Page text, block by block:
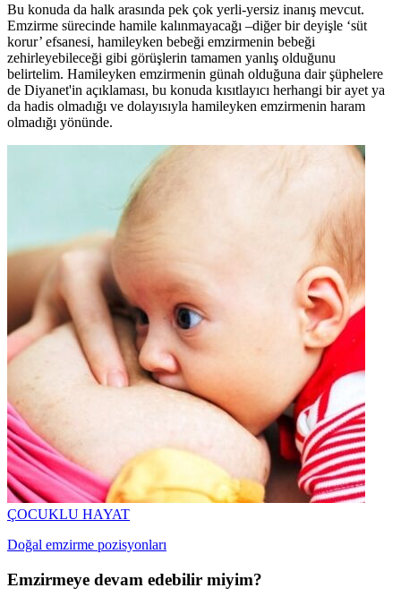
Bu konuda da halk arasında pek çok yerli-yersiz inanış mevcut.
Emzirme sürecinde hamile kalınmayacağı –diğer bir deyişle ‘süt
korur’ efsanesi, hamileyken bebeği emzirmenin bebeği
zehirleyebileceği gibi görüşlerin tamamen yanlış olduğunu
belirtelim. Hamileyken emzirmenin günah olduğuna dair şüphelere
de Diyanet'in açıklaması, bu konuda kısıtlayıcı herhangi bir ayet ya
da hadis olmadığı ve dolayısıyla hamileyken emzirmenin haram
olmadığı yönünde.
ÇOCUKLU HAYAT
Doğal emzirme pozisyonları
Emzirmeye devam edebilir miyim?